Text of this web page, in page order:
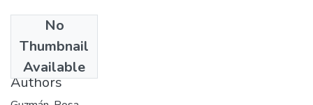
No
Thumbnail
Available
1990
Authors